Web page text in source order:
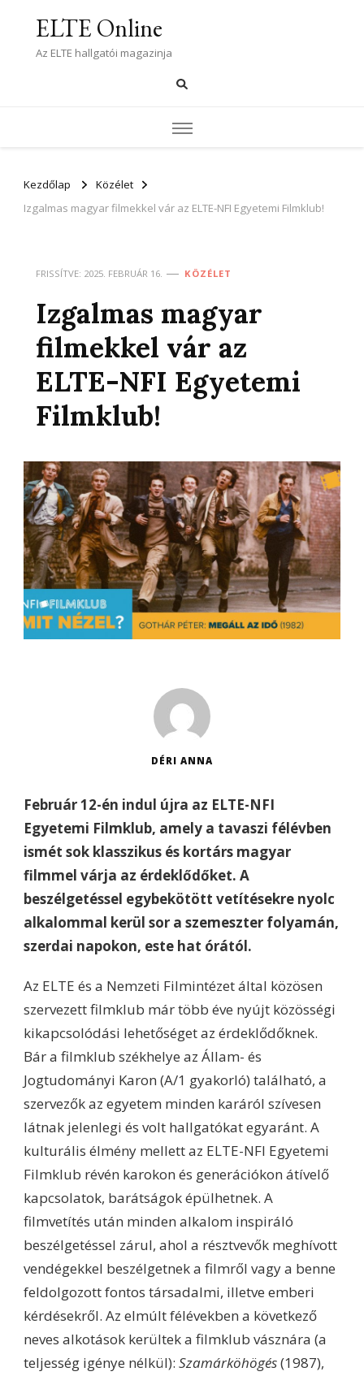
ELTE Online
Az ELTE hallgatói magazinja
Kezdőlap
Közélet
Izgalmas magyar filmekkel vár az ELTE-NFI Egyetemi Filmklub!
FRISSÍTVE: 2025. FEBRUÁR 16. KÖZÉLET
Izgalmas magyar
filmekkel vár az
ELTE-NFI Egyetemi
Filmklub!
DÉRI ANNA
Február 12-én indul újra az ELTE-NFI
Egyetemi Filmklub, amely a tavaszi félévben
ismét sok klasszikus és kortárs magyar
filmmel várja az érdeklődőket. A
beszélgetéssel egybekötött vetítésekre nyolc
alkalommal kerül sor a szemeszter folyamán,
szerdai napokon, este hat órától.
Az ELTE és a Nemzeti Filmintézet által közösen
szervezett filmklub már több éve nyújt közösségi
kikapcsolódási lehetőséget az érdeklődőknek.
Bár a filmklub székhelye az Állam- és
Jogtudományi Karon (A/1 gyakorló) található, a
szervezők az egyetem minden karáról szívesen
látnak jelenlegi és volt hallgatókat egyaránt. A
kulturális élmény mellett az ELTE-NFI Egyetemi
Filmklub révén karokon és generációkon átívelő
kapcsolatok, barátságok épülhetnek. A
filmvetítés után minden alkalom inspiráló
beszélgetéssel zárul, ahol a résztvevők meghívott
vendégekkel beszélgetnek a filmről vagy a benne
feldolgozott fontos társadalmi, illetve emberi
kérdésekről. Az elmúlt félévekben a következő
neves alkotások kerültek a filmklub vásznára (a
teljesség igénye nélkül): Szamárköhögés(1987),